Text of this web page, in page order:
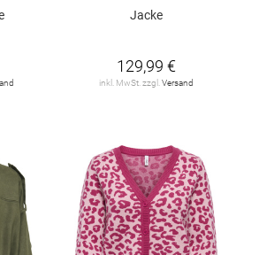
Jacke
129,99 €
inkl. MwSt. zzgl. Versand